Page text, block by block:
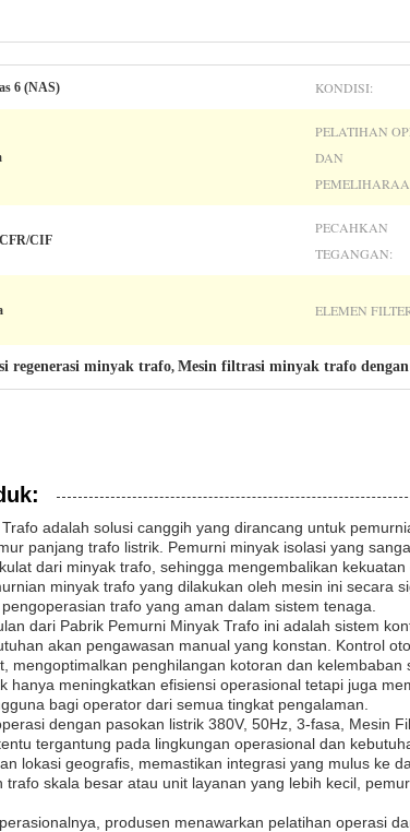
6 (NAS) KONDISI:
PELATIHAN
DAN
CIF
PECAHKAN
TEGANGAN:
ELEMEN
regenerasi minyak trafo, Mesin filtrasi minyak trafo
adalah solusi canggih yang dirancang untuk
panjang trafo listrik. Pemurni minyak isolasi yang
dari minyak trafo, sehingga mengembalikan
minyak trafo yang dilakukan oleh mesin ini secara
trafo yang aman dalam sistem tenaga.
dari Pabrik Pemurni Minyak Trafo ini adalah sistem
akan pengawasan manual yang konstan. Kontrol
mengoptimalkan penghilangan kotoran dan
hanya meningkatkan efisiensi operasional tetapi juga
bagi operator dari semua tingkat pengalaman.
dengan pasokan listrik 380V, 50Hz, 3-fasa, Mesin
tergantung pada lingkungan operasional dan
lokasi geografis, memastikan integrasi yang mulus ke
trafo skala besar atau unit layanan yang lebih kecil,
produsen menawarkan pelatihan operasi